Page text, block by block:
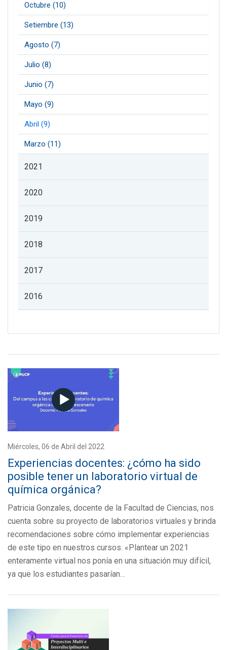
Octubre (10)
Setiembre (13)
Agosto (7)
Julio (8)
Junio (7)
Mayo (9)
Abril (9)
Marzo (11)
2021
2020
2019
2018
2017
2016
Miércoles, 06 de Abril del 2022
Experiencias docentes: ¿cómo ha sido
posible tener un laboratorio virtual de
química orgánica?
Patricia Gonzales, docente de la Facultad de Ciencias, nos
cuenta sobre su proyecto de laboratorios virtuales y brinda
recomendaciones sobre cómo implementar experiencias
de este tipo en nuestros cursos. «Plantear un 2021
enteramente virtual nos ponía en una situación muy difícil,
ya que los estudiantes pasarían…